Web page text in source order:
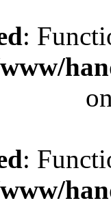
:
: